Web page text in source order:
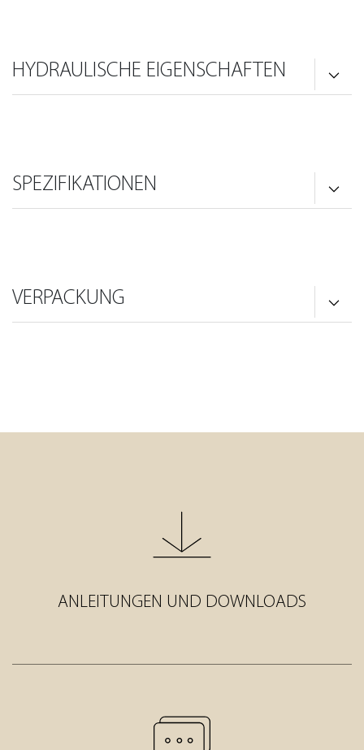
HYDRAULISCHE EIGENSCHAFTEN
SPEZIFIKATIONEN
VERPACKUNG
ANLEITUNGEN UND DOWNLOADS